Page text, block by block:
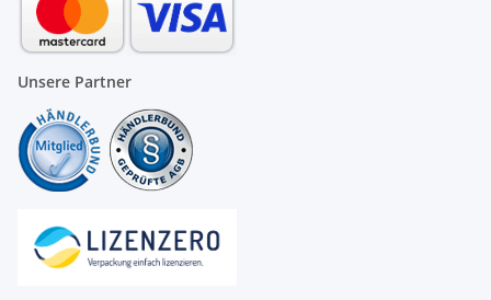
Unsere Partner